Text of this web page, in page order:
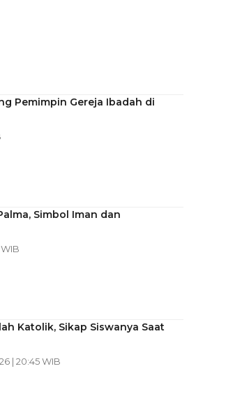
Pemimpin Gereja Ibadah di
Simbol Iman dan
Katolik, Sikap Siswanya Saat
| 20:45 WIB